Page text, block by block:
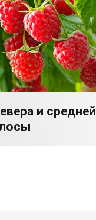
и средней